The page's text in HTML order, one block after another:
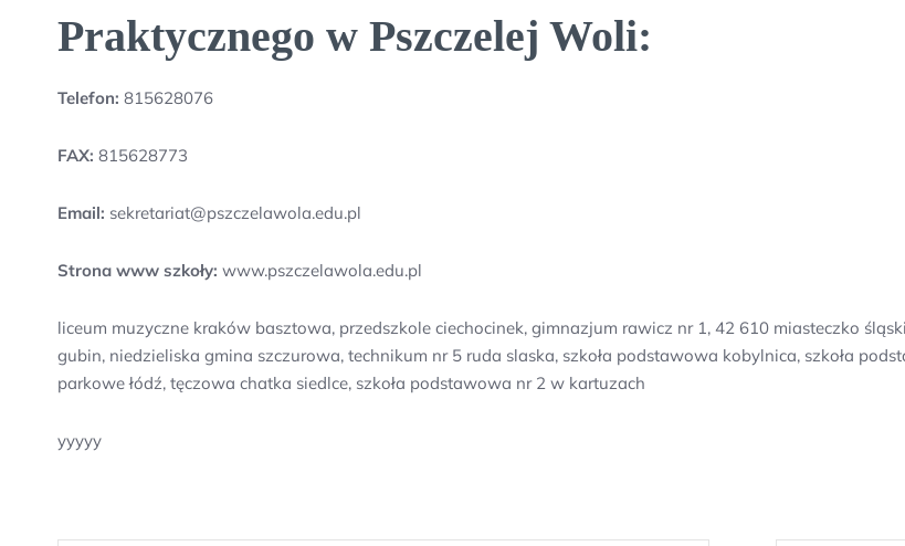
Praktycznego w Pszczelej Woli:
Telefon: 815628076
FAX: 815628773
Email: sekretariat@pszczelawola.edu.pl
Strona www szkoły: www.pszczelawola.edu.pl
liceum muzyczne kraków basztowa, przedszkole ciechocinek, gimnazjum rawicz nr 1, 42 610 miasteczko
gubin, niedzieliska gmina szczurowa, technikum nr 5 ruda slaska, szkoła podstawowa kobylnica, szkoła
parkowe łódź, tęczowa chatka siedlce, szkoła podstawowa nr 2 w kartuzach
yyyyy